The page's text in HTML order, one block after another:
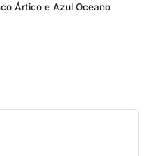
Ártico e Azul Oceano